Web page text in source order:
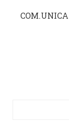
COM.UNICA